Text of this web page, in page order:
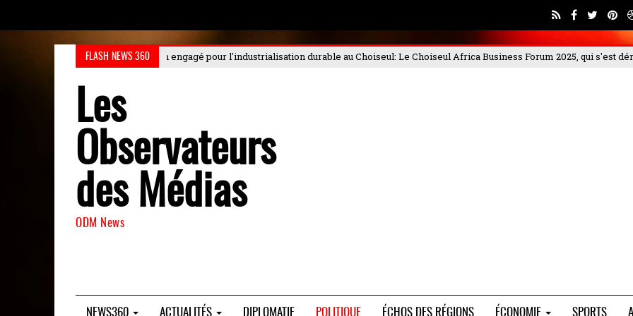
FLASH NEWS 360
pour l'industrialisation durable au Choiseul: Le Choiseul Africa Business Forum 2025, qui s'est déroulé les 4 et PORTEO BTP met en garde
Les
Observateurs
des Médias
ODM News
NEWS360 ACTUALITÉS DIPLOMATIE POLITIQUE ÉCHOS DES RÉGIONS ÉCONOMIE SPORTS